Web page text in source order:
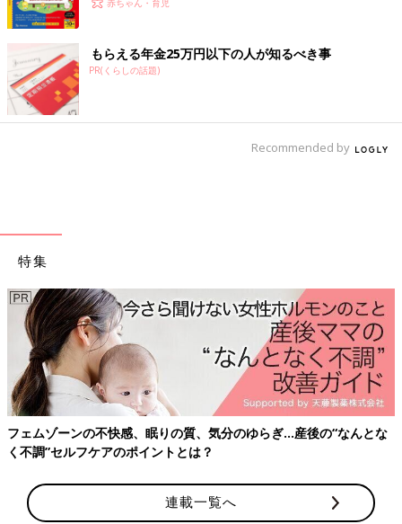
赤ちゃん・育児
もらえる年金25万円以下の人が知るべき事
PR(くらしの話題)
Recommended by
特集
フェムゾーンの不快感、眠りの質、気分のゆらぎ…産後の“なんとな
く不調”セルフケアのポイントとは？
連載一覧へ